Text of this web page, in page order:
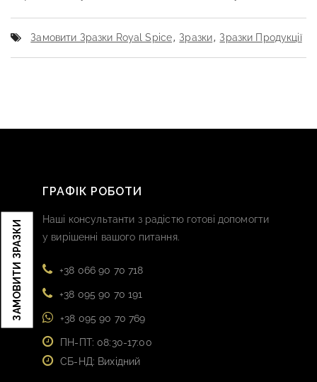
ЗАМОВИТИ ЗРАЗКИ
Замовити Зразки Royal Spice, Зразки, Зразки Продукції
ГРАФІК РОБОТИ
Наші консультанти з радістю готові допомогти
у вирішенні вашого питання.
+38 066 90 70 718
+38 095 90 70 191
+38 095 90 70 769
ПН-ПТ: 08:30-17:00
СБ-НД: Вихідний